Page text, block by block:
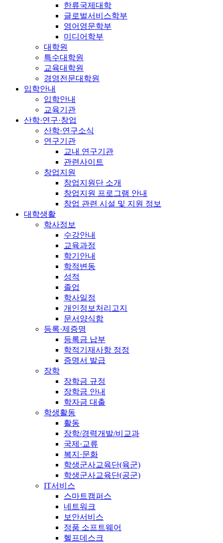
한류국제대학
글로벌서비스학부
영어영문학부
미디어학부
대학원
특수대학원
교육대학원
경영전문대학원
입학안내
입학안내
교육기관
산학·연구·창업
산학·연구소식
연구기관
교내 연구기관
관련사이트
창업지원
창업지원단 소개
창업지원 프로그램 안내
창업 관련 시설 및 지원 정보
대학생활
학사정보
수강안내
교육과정
학기안내
학적변동
성적
졸업
학사일정
개인정보처리고지
문서양식함
등록·제증명
등록금 납부
학적기재사항 정정
증명서 발급
장학
장학금 규정
장학금 안내
학자금 대출
학생활동
활동
장학/경력개발/비교과
국제·교류
복지·문화
학생군사교육단(육군)
학생군사교육단(공군)
IT서비스
스마트캠퍼스
네트워크
보안서비스
정품 소프트웨어
헬프데스크